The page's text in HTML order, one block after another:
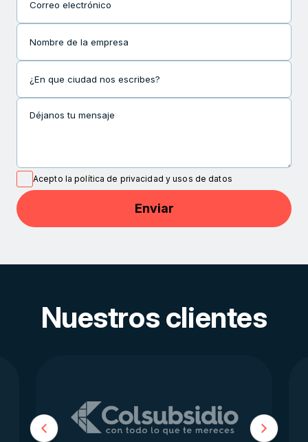
Nombre de la empresa
¿En que ciudad nos escribes?
Déjanos tu mensaje
Acepto la política de privacidad y usos de datos
Nuestros clientes